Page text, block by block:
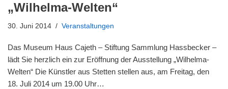
„Wilhelma-Welten“
30. Juni 2014 Veranstaltungen
Das Museum Haus Cajeth – Stiftung Sammlung Hassbecker –
lädt Sie herzlich ein zur Eröffnung der Ausstellung „Wilhelma-
Welten“ Die Künstler aus Stetten stellen aus, am Freitag, den
18. Juli 2014 um 19.00 Uhr…